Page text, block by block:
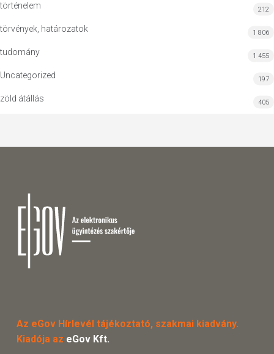
történelem 212
törvények, határozatok 1 806
tudomány 1 455
Uncategorized 197
zöld átállás 405
Az eGov Hírlevél tájékoztató, szakmai kiadvány.
Kiadója az eGov Kft.